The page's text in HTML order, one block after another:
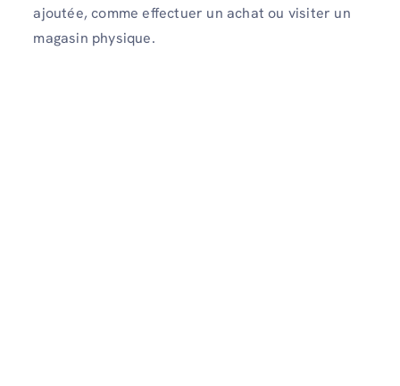
ajoutée, comme effectuer un achat ou visiter un
magasin physique.